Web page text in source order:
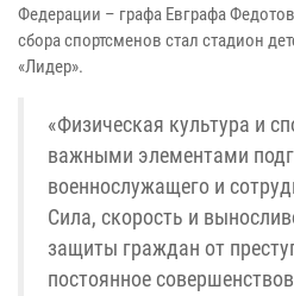
Федерации – графа Евграфа
сбора спортсменов стал стадион
«Лидер».
«Физическая культура и
важными элементами
военнослужащего и
Сила, скорость и
защиты граждан от
постоянное